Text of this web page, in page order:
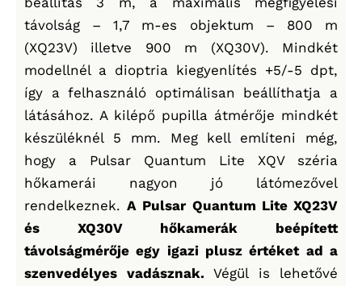
távolság – 1,7 m-es objektum – 800 m
(XQ23V) illetve 900 m (XQ30V). Mindkét
modellnél a dioptria kiegyenlítés +5/-5 dpt,
így a felhasználó optimálisan beállíthatja a
látásához. A kilépő pupilla átmérője mindkét
készüléknél 5 mm. Meg kell említeni még,
hogy a Pulsar Quantum Lite XQV széria
hőkamerái nagyon jó látómezővel
rendelkeznek.A Pulsar Quantum Lite XQ23V
és XQ30V hőkamerák beépített
távolságmérője egy igazi plusz értéket ad a
szenvedélyes vadásznak. Végül is lehetővé